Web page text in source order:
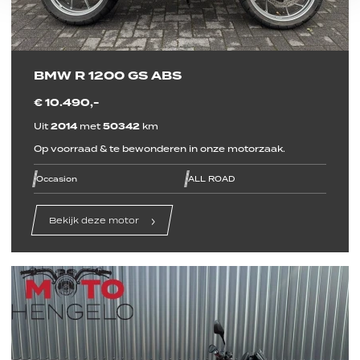
BMW R 1200 GS ABS
€ 10.490,-
Uit 2014 met 50342 km
Op voorraad & te bewonderen in onze motorzaak.
line
line
line
Occasion line
line
line
ALL ROAD
Bekijk deze motor